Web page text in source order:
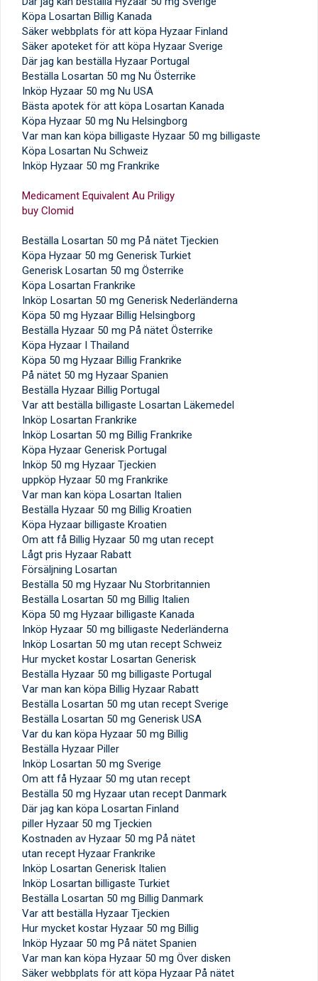
Köpa Losartan Billig Kanada
Säker webbplats för att köpa Hyzaar Finland
Säker apoteket för att köpa Hyzaar Sverige
Där jag kan beställa Hyzaar Portugal
Beställa Losartan 50 mg Nu Österrike
Inköp Hyzaar 50 mg Nu USA
Bästa apotek för att köpa Losartan Kanada
Köpa Hyzaar 50 mg Nu Helsingborg
Var man kan köpa billigaste Hyzaar 50 mg billigaste
Köpa Losartan Nu Schweiz
Inköp Hyzaar 50 mg Frankrike
Medicament Equivalent Au Priligy
buy Clomid
Beställa Losartan 50 mg På nätet Tjeckien
Köpa Hyzaar 50 mg Generisk Turkiet
Generisk Losartan 50 mg Österrike
Köpa Losartan Frankrike
Inköp Losartan 50 mg Generisk Nederländerna
Köpa 50 mg Hyzaar Billig Helsingborg
Beställa Hyzaar 50 mg På nätet Österrike
Köpa Hyzaar I Thailand
Köpa 50 mg Hyzaar Billig Frankrike
På nätet 50 mg Hyzaar Spanien
Beställa Hyzaar Billig Portugal
Var att beställa billigaste Losartan Läkemedel
Inköp Losartan Frankrike
Inköp Losartan 50 mg Billig Frankrike
Köpa Hyzaar Generisk Portugal
Inköp 50 mg Hyzaar Tjeckien
uppköp Hyzaar 50 mg Frankrike
Var man kan köpa Losartan Italien
Beställa Hyzaar 50 mg Billig Kroatien
Köpa Hyzaar billigaste Kroatien
Om att få Billig Hyzaar 50 mg utan recept
Lågt pris Hyzaar Rabatt
Försäljning Losartan
Beställa 50 mg Hyzaar Nu Storbritannien
Beställa Losartan 50 mg Billig Italien
Köpa 50 mg Hyzaar billigaste Kanada
Inköp Hyzaar 50 mg billigaste Nederländerna
Inköp Losartan 50 mg utan recept Schweiz
Hur mycket kostar Losartan Generisk
Beställa Hyzaar 50 mg billigaste Portugal
Var man kan köpa Billig Hyzaar Rabatt
Beställa Losartan 50 mg utan recept Sverige
Beställa Losartan 50 mg Generisk USA
Var du kan köpa Hyzaar 50 mg Billig
Beställa Hyzaar Piller
Inköp Losartan 50 mg Sverige
Om att få Hyzaar 50 mg utan recept
Beställa 50 mg Hyzaar utan recept Danmark
Där jag kan köpa Losartan Finland
piller Hyzaar 50 mg Tjeckien
Kostnaden av Hyzaar 50 mg På nätet
utan recept Hyzaar Frankrike
Inköp Losartan Generisk Italien
Inköp Losartan billigaste Turkiet
Beställa Losartan 50 mg Billig Danmark
Var att beställa Hyzaar Tjeckien
Hur mycket kostar Hyzaar 50 mg Billig
Inköp Hyzaar 50 mg På nätet Spanien
Var man kan köpa Hyzaar 50 mg Över disken
Säker webbplats för att köpa Hyzaar På nätet